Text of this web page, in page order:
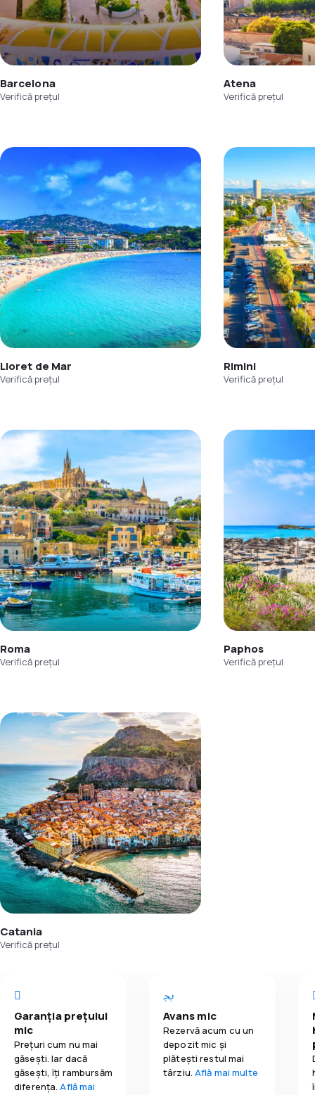
Barcelona
Verifică prețul
Atena
Verifică prețul
Lloret de Mar
Verifică prețul
Rimini
Verifică prețul
Roma
Verifică prețul
Paphos
Verifică prețul
Catania
Verifică prețul
Garanția prețului
mic
Prețuri cum nu mai
găsești. Iar dacă
găseşti, îți rambursăm
diferența.Află mai
Avans mic
Rezervă acum cu un
depozit mic și
plătești restul mai
târziu.Află mai multe